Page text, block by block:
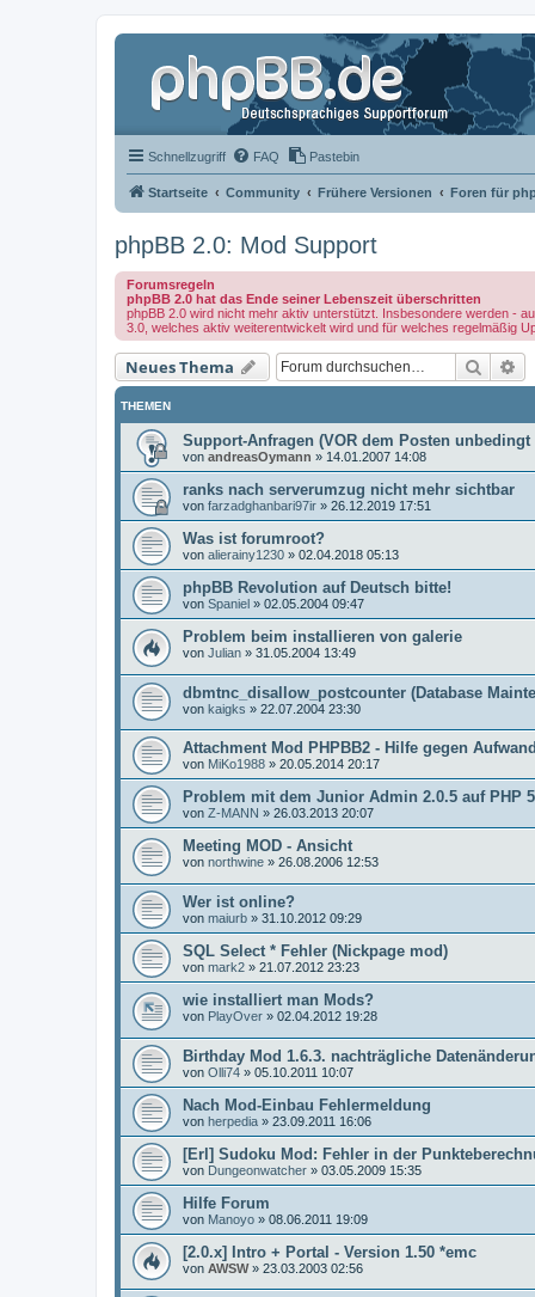
Schnellzugriff FAQ Pastebin
Startseite Community Frühere Versionen Foren für
phpBB 2.0: Mod Support
Forumsregeln
phpBB 2.0 hat das Ende seiner Lebenszeit überschritten
phpBB 2.0 wird nicht mehr aktiv unterstützt. Insbesondere werden -
3.0, welches aktiv weiterentwickelt wird und für welches regelmäßig
Neues Thema Suche
THEMEN
Support-Anfragen (VOR dem Posten unbedingt
von andreasOymann » 14.01.2007 14:08
ranks nach serverumzug nicht mehr sichtbar
von farzadghanbari97ir » 26.12.2019 17:51
Was ist forumroot?
von alierainy1230 » 02.04.2018 05:13
phpBB Revolution auf Deutsch bitte!
von Spaniel » 02.05.2004 09:47
Problem beim installieren von galerie
von Julian » 31.05.2004 13:49
dbmtnc_disallow_postcounter (Database
von kaigks » 22.07.2004 23:30
Attachment Mod PHPBB2 - Hilfe gegen
von MiKo1988 » 20.05.2014 20:17
Problem mit dem Junior Admin 2.0.5 auf PHP
von Z-MANN » 26.03.2013 20:07
Meeting MOD - Ansicht
von northwine » 26.08.2006 12:53
Wer ist online?
von maiurb » 31.10.2012 09:29
SQL Select * Fehler (Nickpage mod)
von mark2 » 21.07.2012 23:23
wie installiert man Mods?
von PlayOver » 02.04.2012 19:28
Birthday Mod 1.6.3. nachträgliche
von Olli74 » 05.10.2011 10:07
Nach Mod-Einbau Fehlermeldung
von herpedia » 23.09.2011 16:06
[Erl] Sudoku Mod: Fehler in der
von Dungeonwatcher » 03.05.2009 15:35
Hilfe Forum
von Manoyo » 08.06.2011 19:09
[2.0.x] Intro + Portal - Version 1.50 *emc
von AWSW» 23.03.2003 02:56